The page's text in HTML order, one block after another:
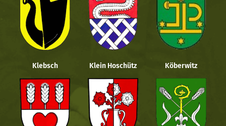
Klebsch Klein Hoschütz Köberwitz